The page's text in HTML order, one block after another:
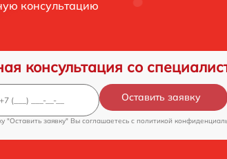
консультацию
консультация со
Оставить заявку
"Оставить заявку" Вы соглашаетесь c политикой